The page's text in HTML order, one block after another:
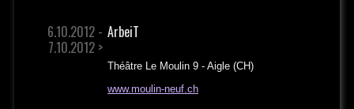
6.10.2012 -
7.10.2012 >
ArbeiT
Théâtre Le Moulin 9 - Aigle (CH)
www.moulin-neuf.ch